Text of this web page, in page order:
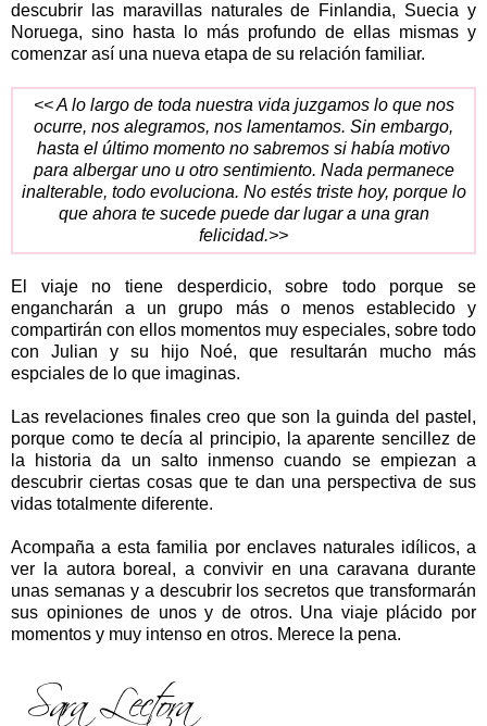
descubrir las maravillas naturales de Finlandia, Suecia y
Noruega, sino hasta lo más profundo de ellas mismas y
comenzar así una nueva etapa de su relación familiar.
<< A lo largo de toda nuestra vida juzgamos lo que nos
ocurre, nos alegramos, nos lamentamos. Sin embargo,
hasta el último momento no sabremos si había motivo
para albergar uno u otro sentimiento. Nada permanece
inalterable, todo evoluciona. No estés triste hoy, porque lo
que ahora te sucede puede dar lugar a una gran
felicidad.>>
El viaje no tiene desperdicio, sobre todo porque se
engancharán a un grupo más o menos establecido y
compartirán con ellos momentos muy especiales, sobre todo
con Julian y su hijo Noé, que resultarán mucho más
espciales de lo que imaginas.
Las revelaciones finales creo que son la guinda del pastel,
porque como te decía al principio, la aparente sencillez de
la historia da un salto inmenso cuando se empiezan a
descubrir ciertas cosas que te dan una perspectiva de sus
vidas totalmente diferente.
Acompaña a esta familia por enclaves naturales idílicos, a
ver la autora boreal, a convivir en una caravana durante
unas semanas y a descubrir los secretos que transformarán
sus opiniones de unos y de otros. Una viaje plácido por
momentos y muy intenso en otros. Merece la pena.